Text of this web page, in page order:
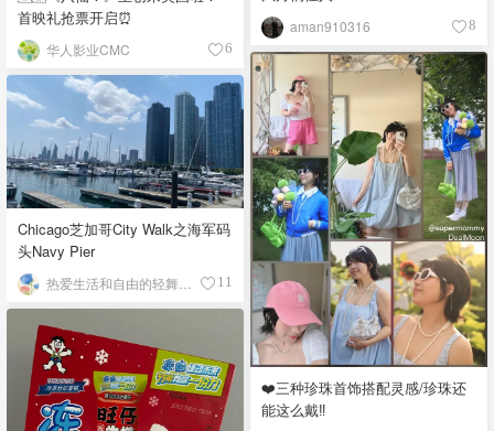
首映礼抢票开启⏰
华人影业CMC 6
aman910316 8
❤️三种珍珠首饰搭配灵感/珍珠还
能这么戴‼️
Chicago芝加哥City Walk之海军码
头Navy Pier
11